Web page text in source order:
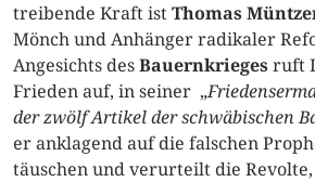
treibende Kraft istThomas
Mönch und Anhänger radikaler
Angesichts desBauernkriegesruft
Frieden auf, in seiner „
der zwölf Artikel der schwäbischen
er anklagend auf die falschen
täuschen und verurteilt die